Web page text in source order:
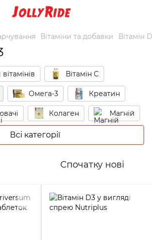
Вітаміни та добавки Вітамін
Вітамін C
Омега-3 Креатин
Колаген Магній
Комплекси мінералів
тестостерону Інші добавки
Всі категорії
Спочатку нові